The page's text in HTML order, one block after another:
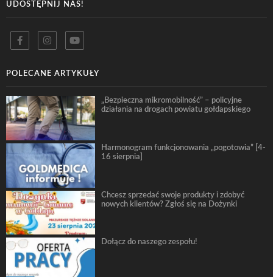
UDOSTĘPNIJ NAS!
POLECANE ARTYKUŁY
„Bezpieczna mikromobilność” – policyjne
działania na drogach powiatu gołdapskiego
Harmonogram funkcjonowania „pogotowia” [4-
16 sierpnia]
Chcesz sprzedać swoje produkty i zdobyć
nowych klientów? Zgłoś się na Dożynki
Dołącz do naszego zespołu!